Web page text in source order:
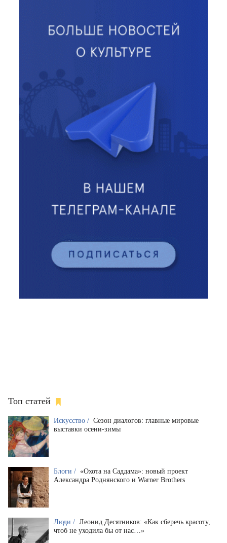
Топ статей
Искусство / Сезон диалогов: главные мировые
выставки осени-зимы
Блоги / «Охота на Саддама»: новый проект
Александра Роднянского и Warner Brothers
Люди / Леонид Десятников: «Как сберечь красоту,
чтоб не уходила бы от нас…»